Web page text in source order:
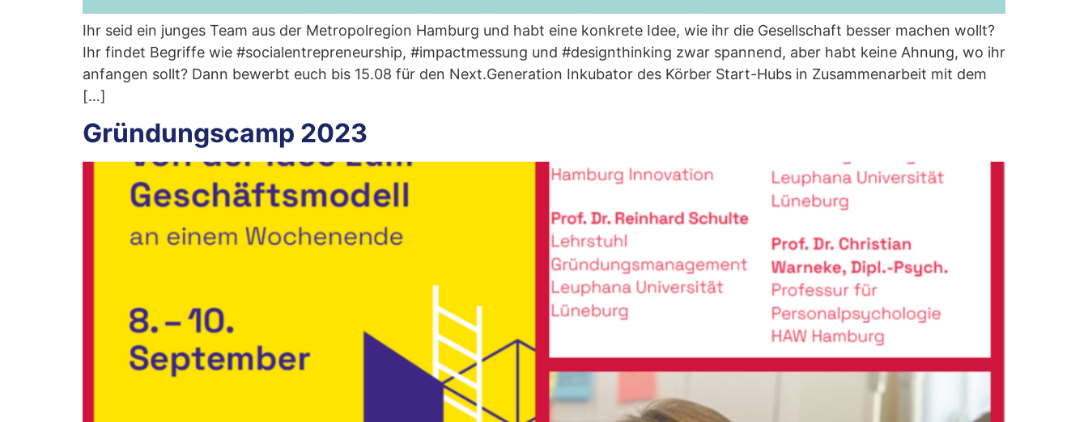
Ihr seid ein junges Team aus der Metropolregion Hamburg und habt eine konkrete Idee, wie ihr die Gesellschaft besser machen wollt?
Ihr findet Begriffe wie #socialentrepreneurship, #impactmessung und #designthinking zwar spannend, aber habt keine Ahnung, wo ihr
anfangen sollt? Dann bewerbt euch bis 15.08 für den Next.Generation Inkubator des Körber Start-Hubs in Zusammenarbeit mit dem
[…]
Gründungscamp 2023